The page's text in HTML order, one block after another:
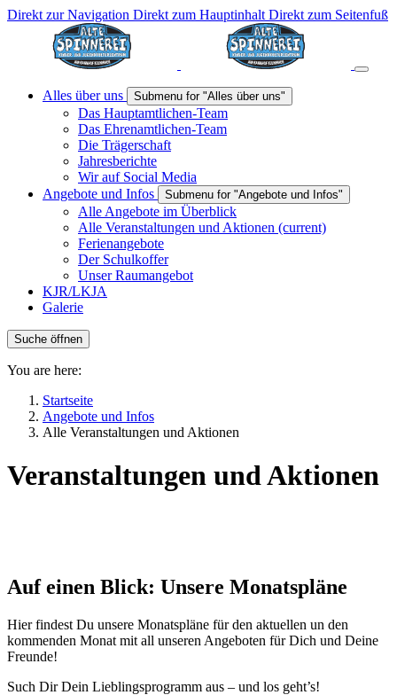
Direkt zur Navigation Direkt zum Hauptinhalt Direkt zum Seitenfuß
Alles über uns Submenu for "Alles über uns"
Das Hauptamtlichen-Team
Das Ehrenamtlichen-Team
Die Trägerschaft
Jahresberichte
Wir auf Social Media
Angebote und Infos
Submenu for "Angebote und Infos"
Alle Angebote im Überblick
Alle Veranstaltungen und Aktionen (current)
Ferienangebote
Der Schulkoffer
Unser Raumangebot
KJR/LKJA
Galerie
Suche öffnen
You are here:
Startseite
Angebote und Infos
Alle Veranstaltungen und Aktionen
Veranstaltungen und Aktionen
Auf einen Blick: Unsere Monatspläne
Hier findest Du unsere Monatspläne für den aktuellen un den
kommenden Monat mit all unseren Angeboten für Dich und Deine
Freunde!
Such Dir Dein Lieblingsprogramm aus – und los geht’s!